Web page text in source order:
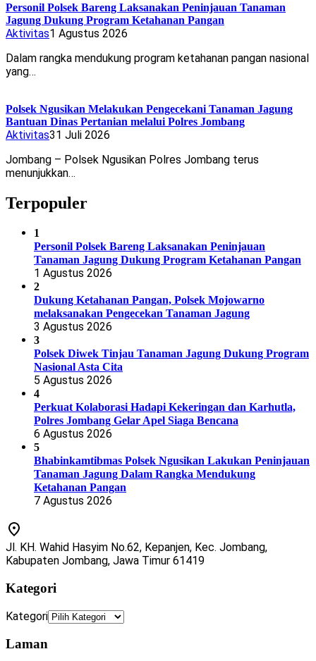
Personil Polsek Bareng Laksanakan Peninjauan Tanaman
Jagung Dukung Program Ketahanan Pangan
Aktivitas1 Agustus 2026
Dalam rangka mendukung program ketahanan pangan nasional
yang…
Polsek Ngusikan Melakukan Pengecekani Tanaman Jagung
Bantuan Dinas Pertanian melalui Polres Jombang
Aktivitas31 Juli 2026
Jombang – Polsek Ngusikan Polres Jombang terus
menunjukkan…
Terpopuler
1
Personil Polsek Bareng Laksanakan Peninjauan
Tanaman Jagung Dukung Program Ketahanan Pangan
1 Agustus 2026
2
Dukung Ketahanan Pangan, Polsek Mojowarno
melaksanakan Pengecekan Tanaman Jagung
3 Agustus 2026
3
Polsek Diwek Tinjau Tanaman Jagung Dukung Program
Nasional Asta Cita
5 Agustus 2026
4
Perkuat Kolaborasi Hadapi Kekeringan dan Karhutla,
Polres Jombang Gelar Apel Siaga Bencana
6 Agustus 2026
5
Bhabinkamtibmas Polsek Ngusikan Lakukan Peninjauan
Tanaman Jagung Dalam Rangka Mendukung
Ketahanan Pangan
7 Agustus 2026
Jl. KH. Wahid Hasyim No.62, Kepanjen, Kec. Jombang,
Kabupaten Jombang, Jawa Timur 61419
Kategori
Kategori
Laman